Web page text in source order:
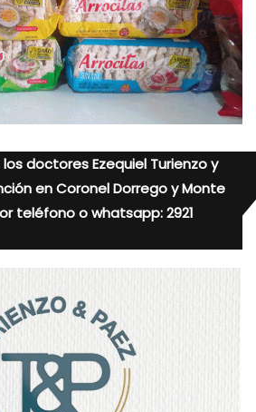
doctores Ezequiel Turienzo y
en Coronel Dorrego y Monte
teléfono o whatsapp: 2921